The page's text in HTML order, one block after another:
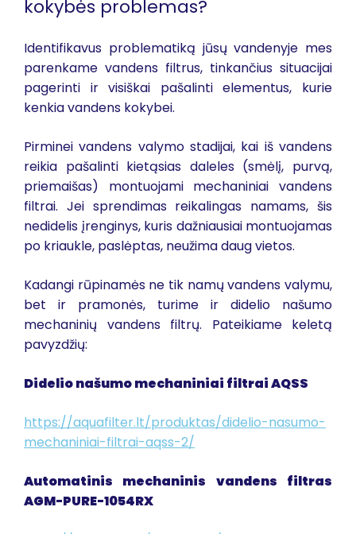
kokybės problemas?
Identifikavus problematiką jūsų vandenyje mes
parenkame vandens filtrus, tinkančius situacijai
pagerinti ir visiškai pašalinti elementus, kurie
kenkia vandens kokybei.
Pirminei vandens valymo stadijai, kai iš vandens
reikia pašalinti kietąsias daleles (smėlį, purvą,
priemaišas) montuojami mechaniniai vandens
filtrai. Jei sprendimas reikalingas namams, šis
nedidelis įrenginys, kuris dažniausiai montuojamas
po kriaukle, paslėptas, neužima daug vietos.
Kadangi rūpinamės ne tik namų vandens valymu,
bet ir pramonės, turime ir didelio našumo
mechaninių vandens filtrų. Pateikiame keletą
pavyzdžių:
Didelio našumo mechaniniai filtrai AQSS
https://aquafilter.lt/produktas/didelio-nasumo-
mechaniniai-filtrai-aqss-2/
Automatinis mechaninis vandens filtras
AGM-PURE-1054RX